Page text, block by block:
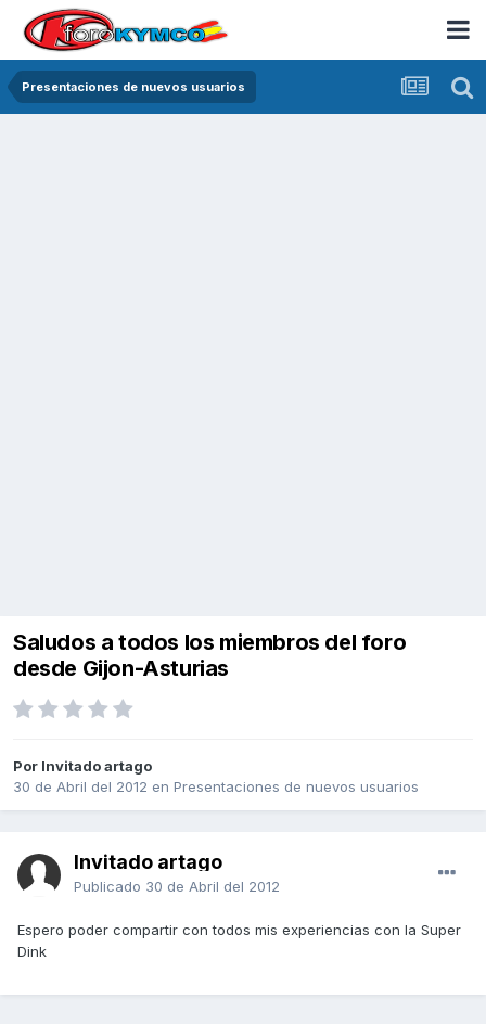
Presentaciones de nuevos usuarios
Saludos a todos los miembros del foro
desde Gijon-Asturias
Por Invitado artago
30 de Abril del 2012 en Presentaciones de nuevos usuarios
Invitado artago
Publicado 30 de Abril del 2012
Espero poder compartir con todos mis experiencias con la Super
Dink